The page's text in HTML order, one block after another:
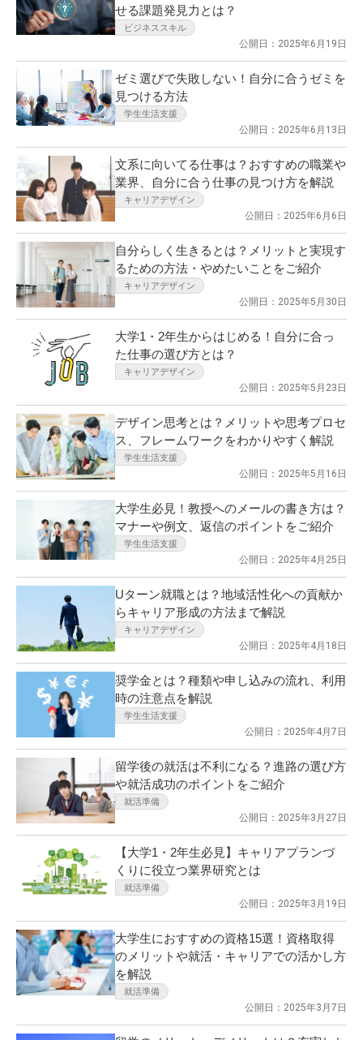
せる課題発見力とは？
ビジネススキル
公開日：2025年6月19日
ゼミ選びで失敗しない！自分に合うゼミを
見つける方法
学生生活支援
公開日：2025年6月13日
文系に向いてる仕事は？おすすめの職業や
業界、自分に合う仕事の見つけ方を解説
キャリアデザイン
公開日：2025年6月6日
自分らしく生きるとは？メリットと実現す
るための方法・やめたいことをご紹介
キャリアデザイン
公開日：2025年5月30日
大学1・2年生からはじめる！自分に合っ
た仕事の選び方とは？
キャリアデザイン
公開日：2025年5月23日
デザイン思考とは？メリットや思考プロセ
ス、フレームワークをわかりやすく解説
学生生活支援
公開日：2025年5月16日
大学生必見！教授へのメールの書き方は？
マナーや例文、返信のポイントをご紹介
学生生活支援
公開日：2025年4月25日
Uターン就職とは？地域活性化への貢献か
らキャリア形成の方法まで解説
キャリアデザイン
公開日：2025年4月18日
奨学金とは？種類や申し込みの流れ、利用
時の注意点を解説
学生生活支援
公開日：2025年4月7日
留学後の就活は不利になる？進路の選び方
や就活成功のポイントをご紹介
就活準備
公開日：2025年3月27日
【大学1・2年生必見】キャリアプランづ
くりに役立つ業界研究とは
就活準備
公開日：2025年3月19日
大学生におすすめの資格15選！資格取得
のメリットや就活・キャリアでの活かし方
を解説
就活準備
公開日：2025年3月7日